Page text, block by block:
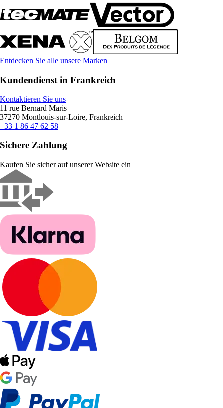
Entdecken Sie alle unsere Marken
Kundendienst in Frankreich
Kontaktieren Sie uns
11 rue Bernard Maris
37270 Montlouis-sur-Loire, Frankreich
+33 1 86 47 62 58
Sichere Zahlung
Kaufen Sie sicher auf unserer Website ein